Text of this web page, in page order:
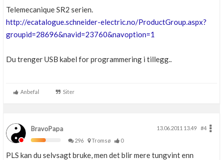
Telemecanique SR2 serien.
http://ecatalogue.schneider-electric.no/ProductGroup.aspx?
groupid=28696&navid=23760&navoption=1
Du trenger USB kabel for programmering i tillegg..
Anbefal Siter
BravoPapa 13.06.2011 13.49
#4
296
Tromsø 0
PLS kan du selvsagt bruke, men det blir mere tungvint enn